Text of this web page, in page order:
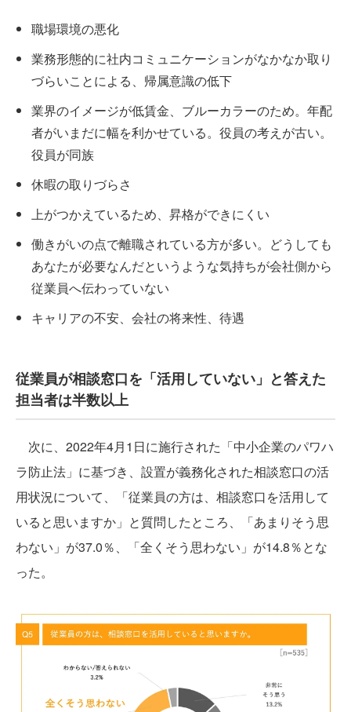
職場環境の悪化
業務形態的に社内コミュニケーションがなかなか取り
づらいことによる、帰属意識の低下
業界のイメージが低賃金、ブルーカラーのため。年配
者がいまだに幅を利かせている。役員の考えが古い。
役員が同族
休暇の取りづらさ
上がつかえているため、昇格ができにくい
働きがいの点で離職されている方が多い。どうしても
あなたが必要なんだというような気持ちが会社側から
従業員へ伝わっていない
キャリアの不安、会社の将来性、待遇
従業員が相談窓口を「活用していない」と答えた
担当者は半数以上
次に、2022年4月1日に施行された「中小企業のパワハ
ラ防止法」に基づき、設置が義務化された相談窓口の活
用状況について、「従業員の方は、相談窓口を活用して
いると思いますか」と質問したところ、「あまりそう思
わない」が37.0％、「全くそう思わない」が14.8％とな
った。